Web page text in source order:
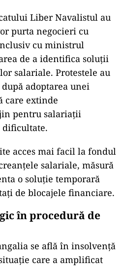
Liber Navalistul au
purta negocieri cu
cu ministrul
de a identifica soluții
salariale. Protestele au
adoptarea unei
care extinde
pentru salariații
acces mai facil la fondul
salariale, măsură
o soluție temporară
de blocajele financiare.
în procedură de
se află în insolvență
care a amplificat